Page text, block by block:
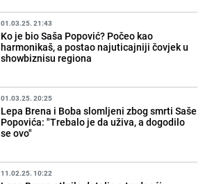
01.03.25. 21:43
Ko je bio Saša Popović? Počeo kao
harmonikaš, a postao najuticajniji čovjek u
showbiznisu regiona
01.03.25. 20:25
Lepa Brena i Boba slomljeni zbog smrti Saše
Popovića: "Trebalo je da uživa, a dogodilo
se ovo"
11.02.25. 10:22